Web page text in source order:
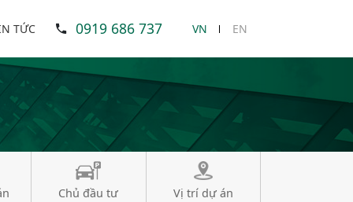
TỨC 0919 686 737 VN EN
Chủ đầu tư Vị trí dự án